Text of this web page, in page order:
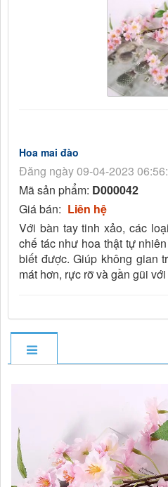
Hoa mai đào
Đăng ngày 09-04-2023
Mã sản phẩm: D000042
Giá bán: Liên hệ
Với bàn tay tinh xảo, các
chế tác như hoa thật tự
biết được. Giúp không gian
mát hơn, rực rỡ và gần gũi